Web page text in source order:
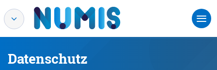
Datenschutz